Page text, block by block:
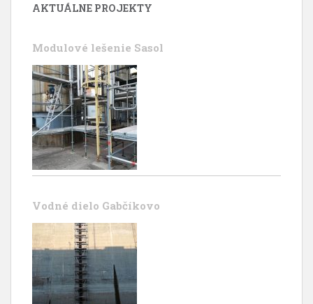
AKTUÁLNE PROJEKTY
Modulové lešenie Sasol
Vodné dielo Gabčíkovo